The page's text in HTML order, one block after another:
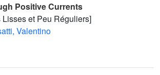
Positive Currents
et Peu Réguliers]
Valentino